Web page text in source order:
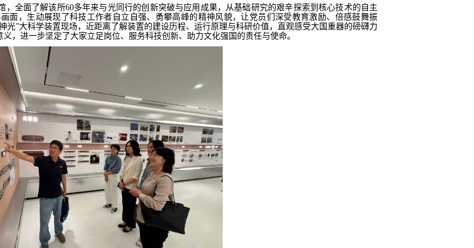
，全面了解该所60多年来与光同行的创新突破与应用成果，
从基础研究的艰辛探索到核心技术的自主
面，生动展现了科技工作者自立自强、勇攀高峰的精神风貌，让党员们 深受教育激励、倍感鼓舞振
光”大科学装置现场， 近距离了解装置的建设历程、运行原理与科研价值，直观感受大国重器的磅礴力
，进一步坚定了大家立足岗位、服务科技创新、助力文化强国的责任与使命。